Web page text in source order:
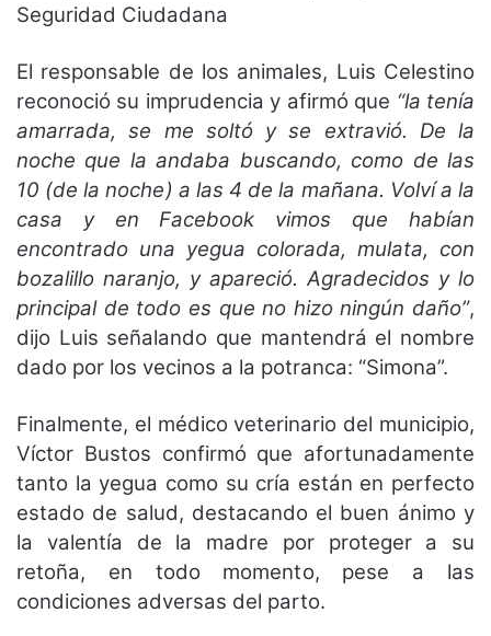
Seguridad Ciudadana
El responsable de los animales, Luis Celestino
reconoció su imprudencia y afirmó que “la tenía
amarrada, se me soltó y se extravió. De la
noche que la andaba buscando, como de las
10 (de la noche) a las 4 de la mañana. Volví a la
casa y en Facebook vimos que habían
encontrado una yegua colorada, mulata, con
bozalillo naranjo, y apareció. Agradecidos y lo
principal de todo es que no hizo ningún daño”,
dijo Luis señalando que mantendrá el nombre
dado por los vecinos a la potranca: “Simona”.
Finalmente, el médico veterinario del municipio,
Víctor Bustos confirmó que afortunadamente
tanto la yegua como su cría están en perfecto
estado de salud, destacando el buen ánimo y
la valentía de la madre por proteger a su
retoña, en todo momento, pese a las
condiciones adversas del parto.